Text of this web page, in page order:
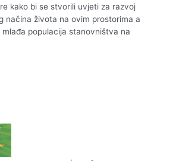
kako bi se stvorili uvjeti za razvoj
načina života na ovim prostorima a
populacija stanovništva na